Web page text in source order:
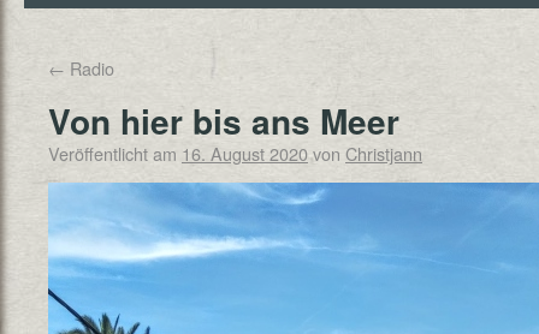
← Radio
Von hier bis ans Meer
Veröffentlicht am 16. August 2020von Christjann